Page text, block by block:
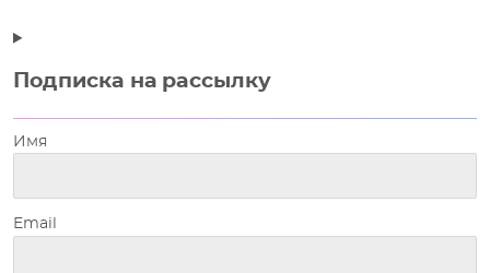
Подписка на рассылку
Имя
Email